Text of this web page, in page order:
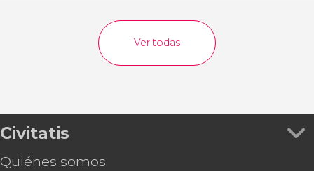
Ver todas
Civitatis
Quiénes somos